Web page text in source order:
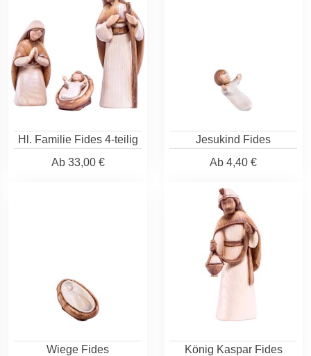
Hl. Familie Fides 4-teilig
Ab33,00 €
Jesukind Fides
Ab 4,40 €
Wiege Fides
König Kaspar Fides